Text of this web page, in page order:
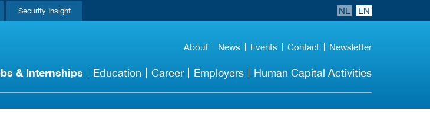
Security Insight NL EN
About News Events Contact Newsletter
& Internships Education Career Employers Human Capital Activities